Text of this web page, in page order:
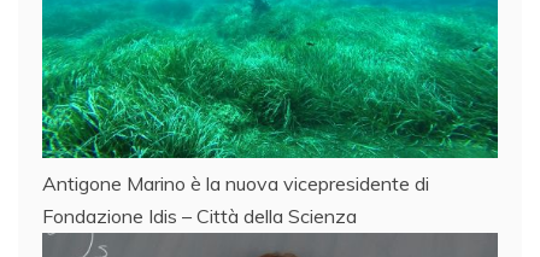
Antigone Marino è la nuova vicepresidente di
Fondazione Idis – Città della Scienza